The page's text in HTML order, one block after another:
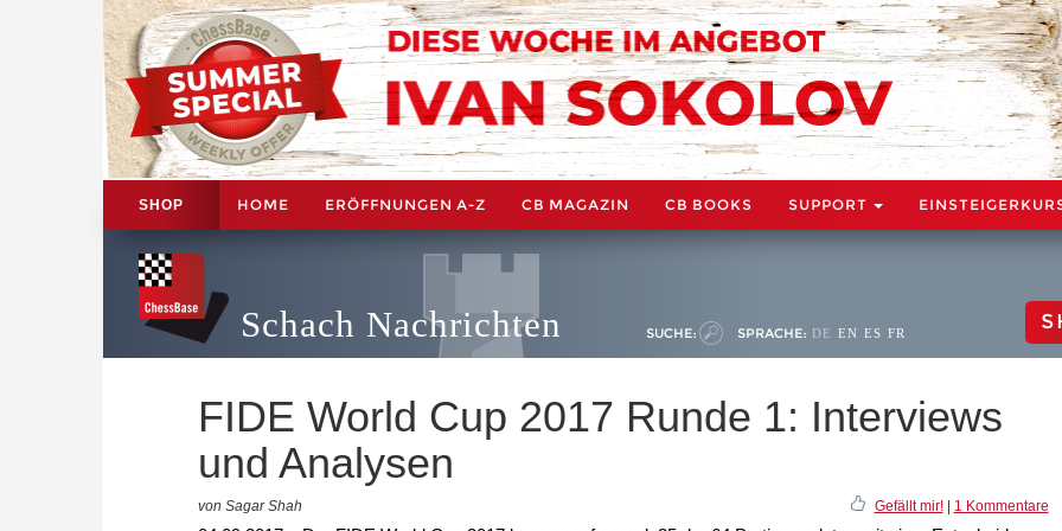
SHOP HOME ERÖFFNUNGEN A-Z CB MAGAZIN CB BOOKS SUPPORT
Schach Nachrichten SUCHE: SPRACHE: DE EN ES FR
FIDE World Cup 2017 Runde 1: Interviews
und Analysen
von Sagar Shah Gefällt mir!| 1 Kommentare